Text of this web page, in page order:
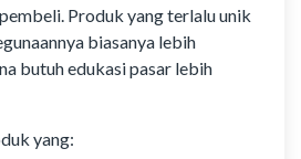
Produk yang terlalu unik
biasanya lebih
butuh edukasi pasar lebih
yang: